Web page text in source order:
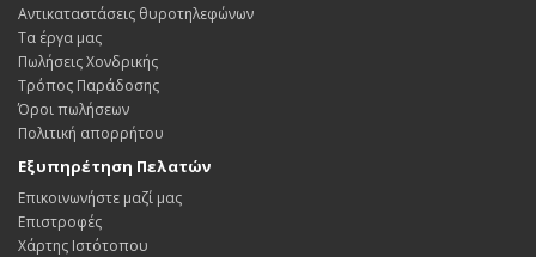
Αντικαταστάσεις θυροτηλεφώνων
Τα έργα μας
Πωλήσεις Χονδρικής
Τρόπος Παράδοσης
Όροι πωλήσεων
Πολιτική απορρήτου
Εξυπηρέτηση Πελατών
Επικοινωνήστε μαζί μας
Επιστροφές
Χάρτης Ιστότοπου